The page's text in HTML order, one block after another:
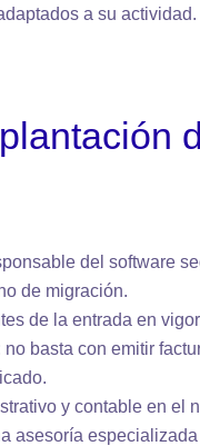
a su actividad.
del software
de migración.
de la entrada en
basta con emitir
y contable en el
asesoría